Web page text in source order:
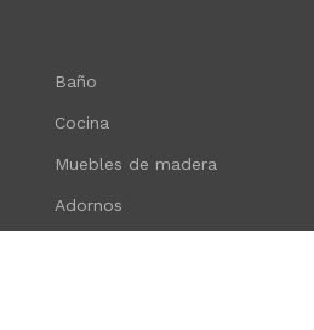
Baño
Cocina
Muebles de madera
Adornos